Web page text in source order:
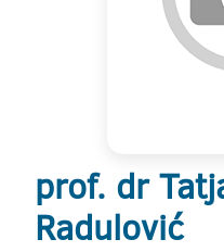
prof. dr
Radulović